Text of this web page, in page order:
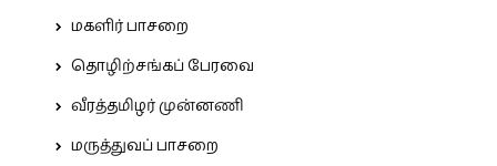
மகளிர் பாசறை
தொழிற்சங்கப் பேரவை
வீரத்தமிழர் முன்னணி
மருத்துவப் பாசறை